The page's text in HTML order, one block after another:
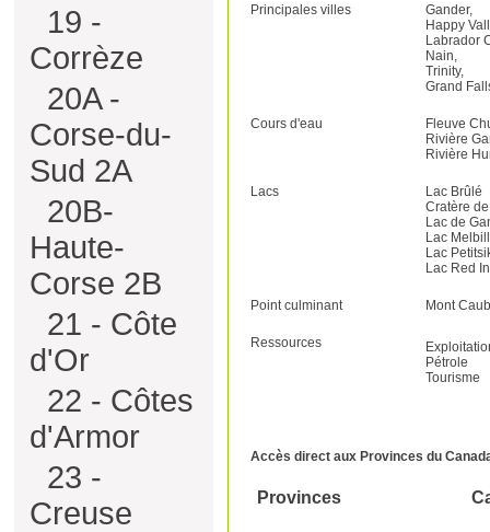
19 -
Corrèze
20A -
Corse-du-
Sud 2A
20B-
Haute-
Corse 2B
21 - Côte
d'Or
22 - Côtes
d'Armor
23 -
Creuse
Principales villes
Gander,
Happy
Labrador
Nain,
Trinity,
Grand
Cours d'eau
Fleuve
Rivière
Rivière
Lacs
Lac Brûlé
Cratère
Lac de
Lac
Lac
Lac Red
Point culminant Mont
Ressources
Pétrole
Tourisme
Accès direct aux Provinces du
Provinces